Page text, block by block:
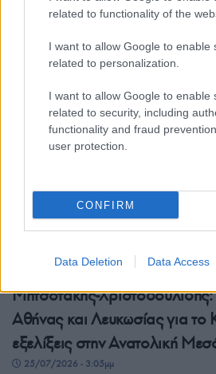
related to functionality of the
I want to allow Google to enable
related to personalization.
I want to allow Google to enable
related to security, including
functionality and fraud
user protection.
CONFIRM
Data Deletion Data Access
Συνταγματική αναθεώρηση:
ψηφοφορία – Οι αλλαγές που
ΠΟΛΙΤΙΚΗ
Μητσοτάκης-Χριστοδουλίδης:
Αθήνας και Λευκωσίας για το
εξελίξεις στην Ανατολική
25/07/2026 - 3:05μμ